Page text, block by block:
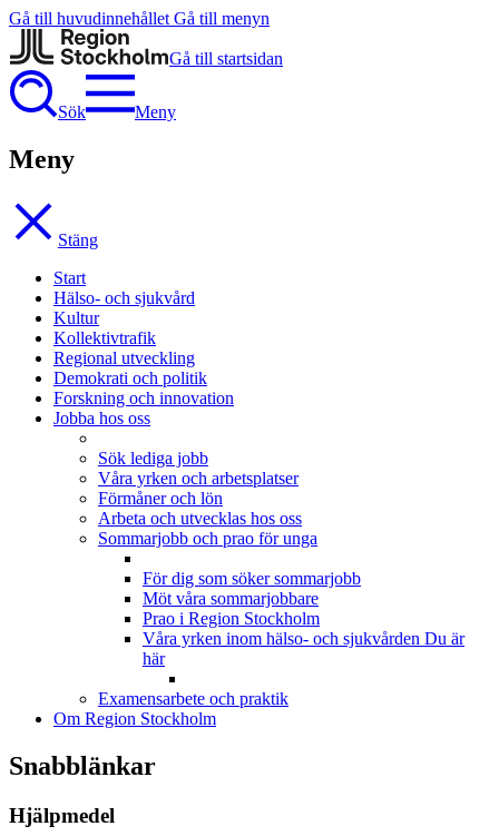
Gå till huvudinnehållet Gå till menyn
Gå till startsidan
Sök Meny
Meny
Stäng
Start
Hälso- och sjukvård
Kultur
Kollektivtrafik
Regional utveckling
Demokrati och politik
Forskning och innovation
Jobba hos oss
Sök lediga jobb
Våra yrken och arbetsplatser
Förmåner och lön
Arbeta och utvecklas hos oss
Sommarjobb och prao för unga
För dig som söker sommarjobb
Möt våra sommarjobbare
Prao i Region Stockholm
Våra yrken inom hälso- och sjukvården Du är
här
Examensarbete och praktik
Om Region Stockholm
Snabblänkar
Hjälpmedel